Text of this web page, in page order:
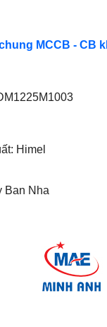
MCCB - CB
Himel
Ban Nha